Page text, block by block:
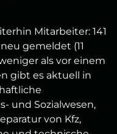
Mitarbeiter: 141
gemeldet (11
als vor einem
gibt es aktuell in
und Sozialwesen,
von Kfz,